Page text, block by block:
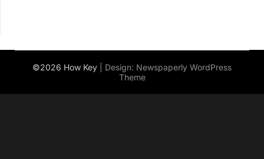
©2026 How Key | Design: Newspaperly WordPress
Theme